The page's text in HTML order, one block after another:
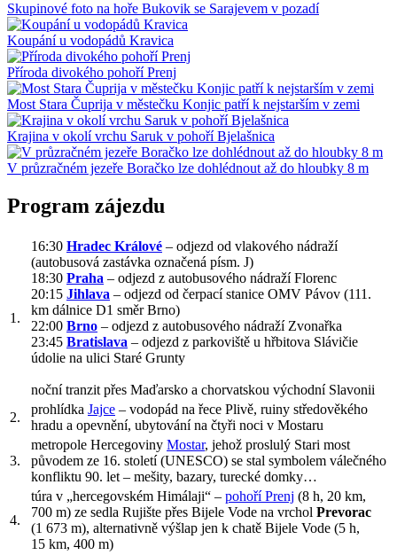
Skupinové foto na hoře Bukovik se Sarajevem v pozadí
Koupání u vodopádů Kravica
Příroda divokého pohoří Prenj
Most Stara Čuprija v městečku Konjic patří k nejstarším v zemi
Krajina v okolí vrchu Saruk v pohoří Bjelašnica
V průzračném jezeře Boračko lze dohlédnout až do hloubky 8 m
Program zájezdu
1.
16:30 Hradec Králové – odjezd od vlakového nádraží
(autobusová zastávka označená písm. J)
18:30 Praha – odjezd z autobusového nádraží Florenc
20:15 Jihlava – odjezd od čerpací stanice OMV Pávov (111.
km dálnice D1 směr Brno)
22:00 Brno – odjezd z autobusového nádraží Zvonařka
23:45 Bratislava – odjezd z parkoviště u hřbitova Slávičie
údolie na ulici Staré Grunty
noční tranzit přes Maďarsko a chorvatskou východní Slavonii
2.
prohlídka Jajce – vodopád na řece Plivě, ruiny středověkého
hradu a opevnění, ubytování na čtyři noci v Mostaru
3.
metropole Hercegoviny Mostar, jehož proslulý Stari most
původem ze 16. století (UNESCO) se stal symbolem válečného
konfliktu 90. let – mešity, bazary, turecké domky…
4.
túra v „hercegovském Himálaji“ – pohoří Prenj (8 h, 20 km,
700 m) ze sedla Rujište přes Bijele Vode na vrchol Prevorac
(1 673 m), alternativně výšlap jen k chatě Bijele Vode (5 h,
15 km, 400 m)